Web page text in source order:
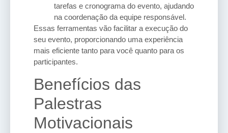
tarefas e cronograma do evento, ajudando
na coordenação da equipe responsável.
Essas ferramentas vão facilitar a execução do
seu evento, proporcionando uma experiência
mais eficiente tanto para você quanto para os
participantes.
Benefícios das
Palestras
Motivacionais